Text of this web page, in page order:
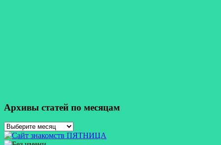
Архивы статей по месяцам
Архивы
статей